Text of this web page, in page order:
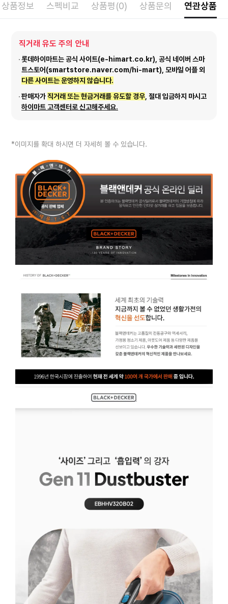
상품정보 스펙비교 상품평(0) 상품문의 연관상품
직거래 유도 주의 안내
롯데하이마트는 공식 사이트(e-himart.co.kr), 공식 네이버 스마
트스토어(smartstore.naver.com/hi-mart), 모바일 어플 외
다른 사이트는 운영하지 않습니다.
판매자가직거래 또는 현금거래를 유도할 경우 , 절대 입금하지 마시고
하이마트 고객센터로 신고해주세요.
*이미지를 확대 하시면 더 자세히 볼 수 있습니다.